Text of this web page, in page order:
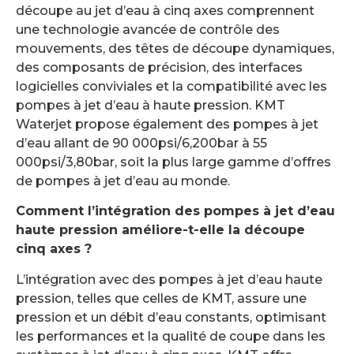
découpe au jet d’eau à cinq axes comprennent
une technologie avancée de contrôle des
mouvements, des têtes de découpe dynamiques,
des composants de précision, des interfaces
logicielles conviviales et la compatibilité avec les
pompes à jet d’eau à haute pression. KMT
Waterjet propose également des pompes à jet
d’eau allant de 90 000psi/6,200bar à 55
000psi/3,80bar, soit la plus large gamme d’offres
de pompes à jet d’eau au monde.
Comment l’intégration des pompes à jet d’eau
haute pression améliore-t-elle la découpe
cinq axes ?
L’intégration avec des pompes à jet d’eau haute
pression, telles que celles de KMT, assure une
pression et un débit d’eau constants, optimisant
les performances et la qualité de coupe dans les